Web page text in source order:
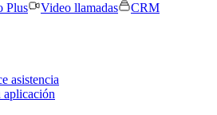
Plus Video llamadas
CRM
asistencia
aplicación